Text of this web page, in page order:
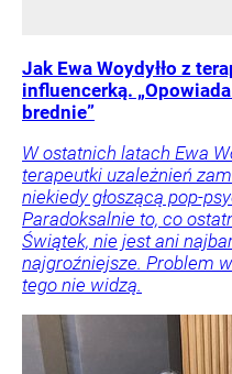
Jak Ewa Woydyłło z
influencerką.
brednie”
W ostatnich latach Ewa
terapeutki uzależnień
niekiedy głoszącą pop-
Paradoksalnie to, co
Świątek, nie jest ani
najgroźniejsze. Problem
tego nie widzą.